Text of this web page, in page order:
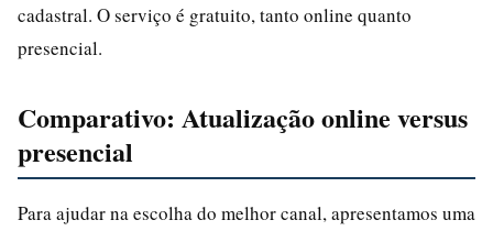
cadastral. O serviço é gratuito, tanto online quanto
presencial.
Comparativo: Atualização online versus
presencial
Para ajudar na escolha do melhor canal, apresentamos uma